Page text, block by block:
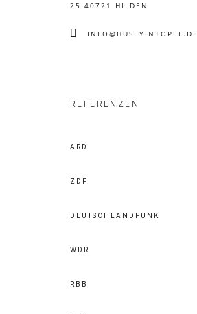
25 40721 HILDEN
INFO@HUSEYINTOPEL.DE
REFERENZEN
ARD
ZDF
DEUTSCHLANDFUNK
WDR
RBB